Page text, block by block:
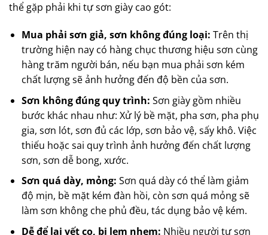
thể gặp phải khi tự sơn giày cao gót:
Mua phải sơn giả, sơn không đúng loại: Trên thị
trường hiện nay có hàng chục thương hiệu sơn cùng
hàng trăm người bán, nếu bạn mua phải sơn kém
chất lượng sẽ ảnh hưởng đến độ bền của sơn.
Sơn không đúng quy trình: Sơn giày gồm nhiều
bước khác nhau như: Xử lý bề mặt, pha sơn, pha phụ
gia, sơn lót, sơn đủ các lớp, sơn bảo vệ, sấy khô. Việc
thiếu hoặc sai quy trình ảnh hưởng đến chất lượng
sơn, sơn dễ bong, xước.
Sơn quá dày, mỏng: Sơn quá dày có thể làm giảm
độ mịn, bề mặt kém đàn hồi, còn sơn quá mỏng sẽ
làm sơn không che phủ đều, tác dụng bảo vệ kém.
Dễ để lại vết cọ, bị lem nhem: Nhiều người tự sơn